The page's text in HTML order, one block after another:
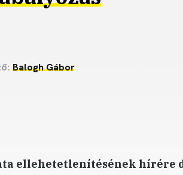
Balogh Gábor
ellehetetlenítésének hírére